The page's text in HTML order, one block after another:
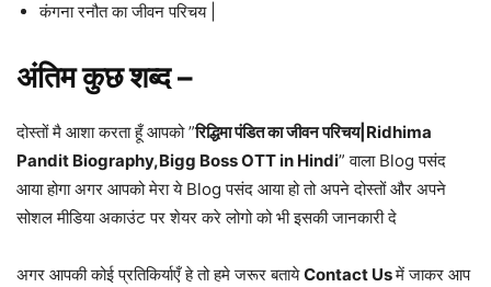
कंगना रनौत का जीवन परिचय |
अंतिम कुछ शब्द –
दोस्तों मै आशा करता हूँ आपको ”रिद्ध‍िमा पंडित का जीवन परिचय|Ridhima
Pandit Biography,Bigg Boss OTT in Hindi” वाला Blog पसंद
आया होगा अगर आपको मेरा ये Blog पसंद आया हो तो अपने दोस्तों और अपने
सोशल मीडिया अकाउंट पर शेयर करे लोगो को भी इसकी जानकारी दे
अगर आपकी कोई प्रतिकिर्याएँ हे तो हमे जरूर बतायेContact Usमें जाकर आप